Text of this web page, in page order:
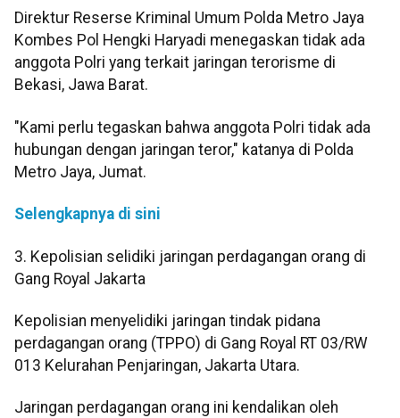
Direktur Reserse Kriminal Umum Polda Metro Jaya
Kombes Pol Hengki Haryadi menegaskan tidak ada
anggota Polri yang terkait jaringan terorisme di
Bekasi, Jawa Barat.
"Kami perlu tegaskan bahwa anggota Polri tidak ada
hubungan dengan jaringan teror," katanya di Polda
Metro Jaya, Jumat.
Selengkapnya di sini
3. Kepolisian selidiki jaringan perdagangan orang di
Gang Royal Jakarta
Kepolisian menyelidiki jaringan tindak pidana
perdagangan orang (TPPO) di Gang Royal RT 03/RW
013 Kelurahan Penjaringan, Jakarta Utara.
Jaringan perdagangan orang ini kendalikan oleh